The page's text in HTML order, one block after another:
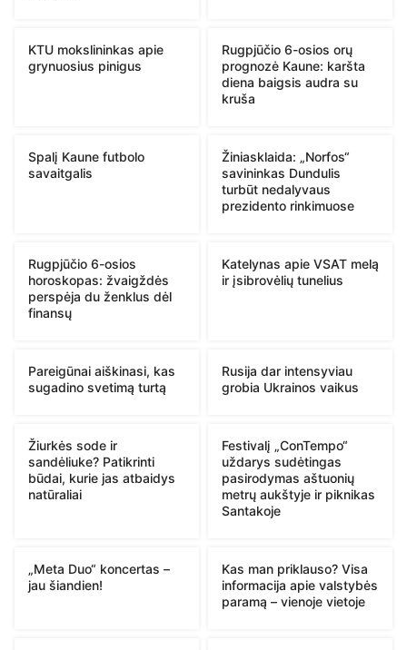
KTU mokslininkas apie
grynuosius pinigus
Rugpjūčio 6-osios orų
prognozė Kaune: karšta
diena baigsis audra su
kruša
Spalį Kaune futbolo
savaitgalis
Žiniasklaida: „Norfos“
savininkas Dundulis
turbūt nedalyvaus
prezidento rinkimuose
Rugpjūčio 6-osios
horoskopas: žvaigždės
perspėja du ženklus dėl
finansų
Katelynas apie VSAT melą
ir įsibrovėlių tunelius
Pareigūnai aiškinasi, kas
sugadino svetimą turtą
Rusija dar intensyviau
grobia Ukrainos vaikus
Žiurkės sode ir
sandėliuke? Patikrinti
būdai, kurie jas atbaidys
natūraliai
Festivalį „ConTempo“
uždarys sudėtingas
pasirodymas aštuonių
metrų aukštyje ir piknikas
Santakoje
„Meta Duo“ koncertas –
jau šiandien!
Kas man priklauso? Visa
informacija apie valstybės
paramą – vienoje vietoje